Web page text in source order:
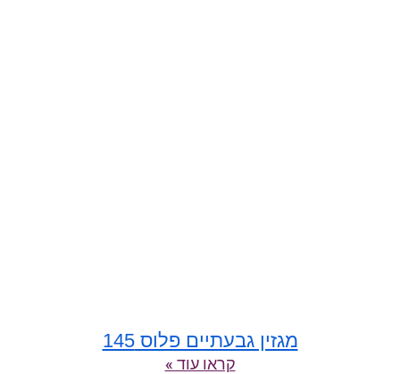
מגזין גבעתיים פלוס 145
קראו עוד »